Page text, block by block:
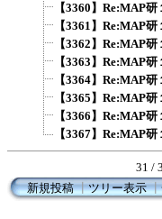
【3360】Re:MAP
【3361】Re:MAP
【3362】Re:MAP
【3363】Re:MAP
【3364】Re:MAP
【3365】Re:MAP
【3366】Re:MAP
【3367】Re:MAP
31 /
新規投稿┃ツリー表示┃